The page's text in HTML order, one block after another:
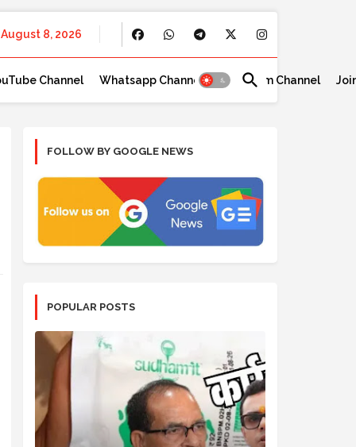
August 8, 2026
Channel Whatsapp Channel Telegram Channel
FOLLOW BY GOOGLE NEWS
POPULAR POSTS